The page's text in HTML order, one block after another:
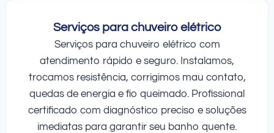
Serviços para chuveiro elétrico
Serviços para chuveiro elétrico com
atendimento rápido e seguro. Instalamos,
trocamos resistência, corrigimos mau contato,
quedas de energia e fio queimado. Profissional
certificado com diagnóstico preciso e soluções
imediatas para garantir seu banho quente.